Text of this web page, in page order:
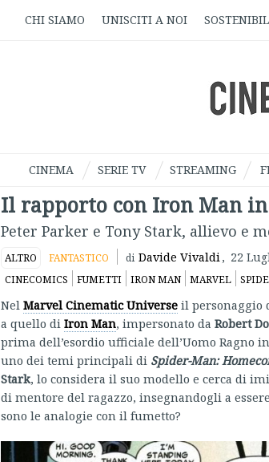
CHI SIAMO UNISCITI A NOI
CINEMA SERIE TV STREAMING
Il rapporto con Iron Man
Peter Parker e Tony Stark, allievo e
ALTRO FANTASTICO di Davide Vivaldi, 22
CINECOMICS FUMETTI IRON MAN MARVEL
Nel Marvel Cinematic Universeil personaggio
a quello di Iron Man, impersonato da Robert
prima dell’esordio ufficiale dell’Uomo Ragno in
uno dei temi principali di Spider-Man:
Stark, lo considera il suo modello e cerca di
di mentore del ragazzo, insegnandogli a
sono le analogie con il fumetto?